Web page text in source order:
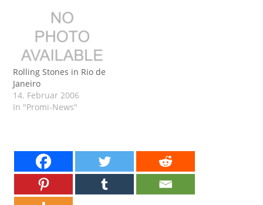
Rolling Stones in Rio de
Janeiro
14. Februar 2006
In "Promi-News"